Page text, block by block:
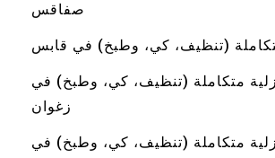
صفاقس
(تنظيف، كي، وطبخ) في قابس
متكاملة (تنظيف، كي، وطبخ) في
زغوان
متكاملة (تنظيف، كي، وطبخ) في